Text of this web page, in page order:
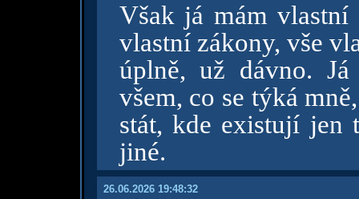
Však já mám
vlastní zákony, vše
úplně, už dávno.
všem, co se týká
stát, kde existují jen
jiné.
26.06.2026 19:48:32